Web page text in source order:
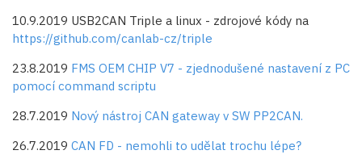
10.9.2019 USB2CAN Triple a linux - zdrojové kódy na
https://github.com/canlab-cz/triple
23.8.2019 FMS OEM CHIP V7 - zjednodušené nastavení z PC
pomocí command scriptu
28.7.2019 Nový nástroj CAN gateway v SW PP2CAN.
26.7.2019 CAN FD - nemohli to udělat trochu lépe?